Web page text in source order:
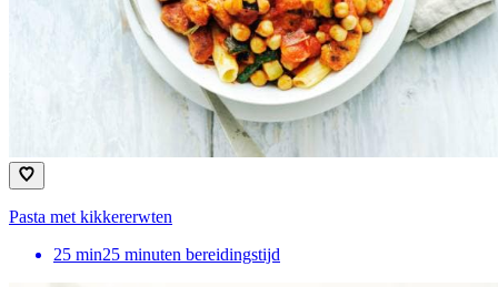
Pasta met kikkererwten
25 min25 minuten bereidingstijd